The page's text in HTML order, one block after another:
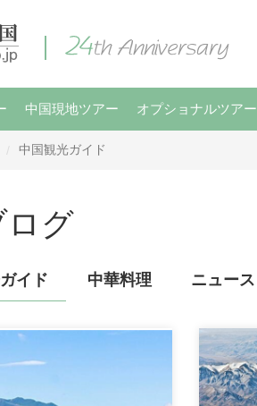
中国現地ツアー オプショナルツアー
中国観光ガイド
ログ
イド 中華料理 ニュース